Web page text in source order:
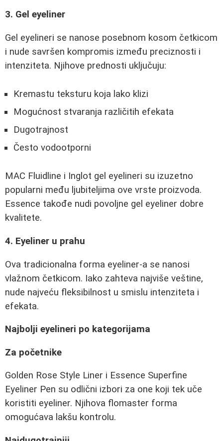
3. Gel eyeliner
Gel eyelineri se nanose posebnom kosom četkicom
i nude savršen kompromis između preciznosti i
intenziteta. Njihove prednosti uključuju:
Kremastu teksturu koja lako klizi
Mogućnost stvaranja različitih efekata
Dugotrajnost
Često vodootporni
MAC Fluidline i Inglot gel eyelineri su izuzetno
popularni među ljubiteljima ove vrste proizvoda.
Essence takođe nudi povoljne gel eyeliner dobre
kvalitete.
4. Eyeliner u prahu
Ova tradicionalna forma eyeliner-a se nanosi
vlažnom četkicom. Iako zahteva najviše veštine,
nude najveću fleksibilnost u smislu intenziteta i
efekata.
Najbolji eyelineri po kategorijama
Za početnike
Golden Rose Style Liner i Essence Superfine
Eyeliner Pen su odlični izbori za one koji tek uče
koristiti eyeliner. Njihova flomaster forma
omogućava lakšu kontrolu.